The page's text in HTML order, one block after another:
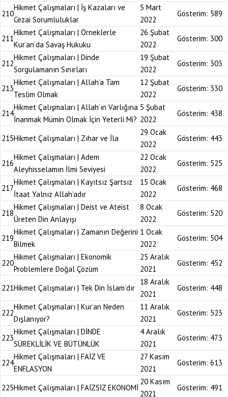
210
Hikmet Çalışmaları | İş Kazaları ve
Cezai Sorumluluklar
5 Mart
2022
Gösterim: 589
211
Hikmet Çalışmaları | Örneklerle
Kur’an’da Savaş Hukuku
26 Şubat
2022
Gösterim: 300
212
Hikmet Çalışmaları | Dinde
Sorgulamanın Sınırları
19 Şubat
2022
Gösterim: 303
213
Hikmet Çalışmaları | Allah’a Tam
Teslim Olmak
12 Şubat
2022
Gösterim: 330
214
Hikmet Çalışmaları | Allah’ın Varlığına
İnanmak Mümin Olmak İçin Yeterli Mi?
5 Şubat
2022
Gösterim: 438
215Hikmet Çalışmaları | Zıhar ve İla
29 Ocak
2022
Gösterim: 443
216
Hikmet Çalışmaları | Adem
Aleyhisselamın İlmi Seviyesi
22 Ocak
2022
Gösterim: 525
217
Hikmet Çalışmaları | Kayıtsız Şartsız
İtaat Yalnız Allah’adır
15 Ocak
2022
Gösterim: 468
218
Hikmet Çalışmaları | Deist ve Ateist
Üreten Din Anlayışı
8 Ocak
2022
Gösterim: 520
219
Hikmet Çalışmaları | Zamanın Değerini
Bilmek
1 Ocak
2022
Gösterim: 504
220
Hikmet Çalışmaları | Ekonomik
Problemlere Doğal Çözüm
25 Aralık
2021
Gösterim: 452
221Hikmet Çalışmaları | Tek Din İslam’dır
18 Aralık
2021
Gösterim: 448
222
Hikmet Çalışmaları | Kur’an Neden
Dışlanıyor?
11 Aralık
2021
Gösterim: 523
223
Hikmet Çalışmaları | DİNDE
SÜREKLİLİK VE BÜTÜNLÜK
4 Aralık
2021
Gösterim: 473
224
Hikmet Çalışmaları | FAİZ VE
ENFLASYON
27 Kasım
2021
Gösterim: 613
225Hikmet Çalışmaları | FAİZSİZ EKONOMİ
20 Kasım
2021
Gösterim: 491